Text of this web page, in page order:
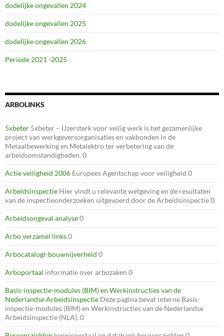
dodelijke ongevallen 2024
dodelijke ongevallen 2025
dodelijke ongevallen 2026
Periode 2021 -2025
ARBOLINKS
5xbeter 5xbeter – IJzersterk voor veilig werk is het gezamenlijke
project van werkgeversorganisaties en vakbonden in de
Metaalbewerking en Metalektro ter verbetering van de
arbeidsomstandigheden. 0
Actie veiligheid 2006 Europees Agentschap voor veiligheid 0
Arbeidsinspectie Hier vindt u relevante wetgeving en de resultaten
van de inspectieonderzoeken uitgevoerd door de Arbeidsinspectie 0
Arbeidsongeval analyse0
Arbo verzamel links0
Arbocatalogi-bouwnijverheid 0
Arboportaal informatie over arbozaken 0
Basis-inspectie-modules (BIM) en Werkinstructies van de
Nederlandse Arbeidsinspectie Deze pagina bevat interne Basis-
inspectie-modules (BIM) en Werkinstructies van de Nederlandse
Arbeidsinspectie (NLA). 0